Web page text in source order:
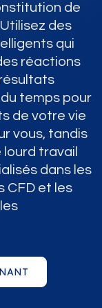
de
des
qui
réactions
temps pour
de votre vie
vous, tandis
travail
dans les
CFD et les